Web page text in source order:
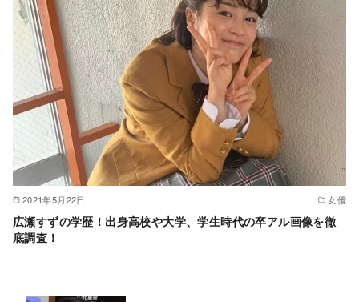
2021年5月22日 女優
広瀬すずの学歴！出身高校や大学、学生時代の卒アル画像を徹
底調査！